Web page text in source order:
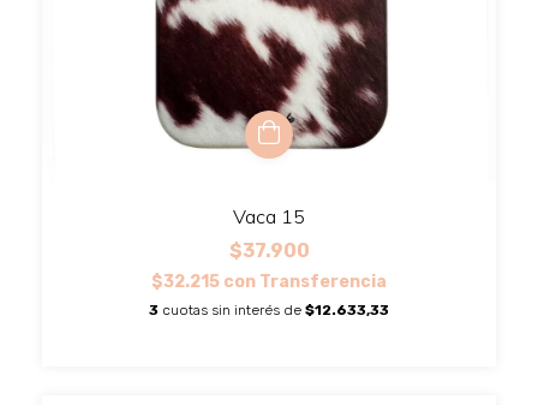
Vaca 15
$37.900
$32.215 con Transferencia
3 cuotas sin interés de $12.633,33